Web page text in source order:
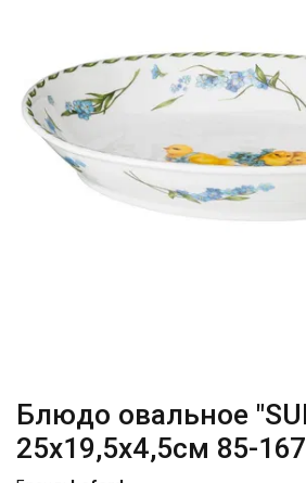
Блюдо овальное
25x19,5x4,5см 85-